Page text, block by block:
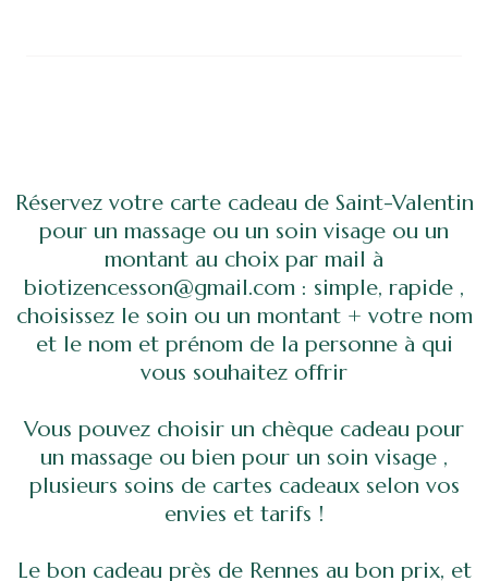
Réservez votre carte cadeau de Saint-Valentin
pour un massage ou un soin visage ou un
montant au choix par mail à
biotizencesson@gmail.com : simple, rapide ,
choisissez le soin ou un montant + votre nom
et le nom et prénom de la personne à qui
vous souhaitez offrir
Vous pouvez choisir un chèque cadeau pour
un massage ou bien pour un soin visage ,
plusieurs soins de cartes cadeaux selon vos
envies et tarifs !
Le bon cadeau près de Rennes au bon prix, et